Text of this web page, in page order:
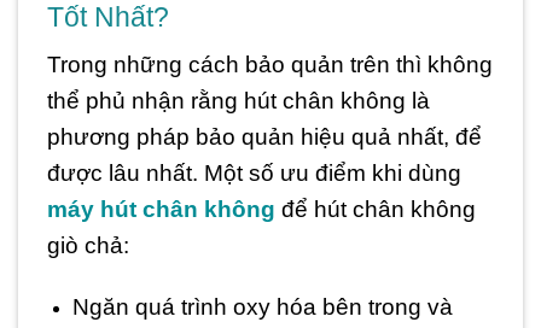
Tốt Nhất?
Trong những cách bảo quản trên thì không
thể phủ nhận rằng hút chân không là
phương pháp bảo quản hiệu quả nhất, để
được lâu nhất. Một số ưu điểm khi dùng
máy hút chân không để hút chân không
giò chả:
Ngăn quá trình oxy hóa bên trong và